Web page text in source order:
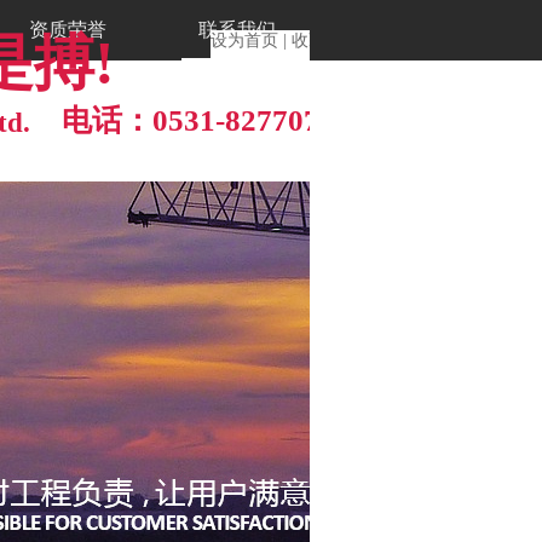
.
资质荣誉 联系我们
设为首页 收藏本站
电话：0531-82770777